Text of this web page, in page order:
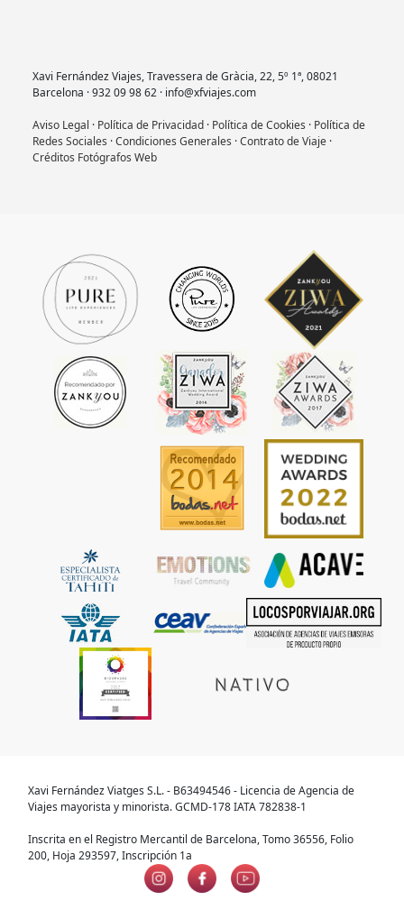
Xavi Fernández Viajes, Travessera de Gràcia, 22, 5º 1ª, 08021
Barcelona · 932 09 98 62 · info@xfviajes.com
Aviso Legal · Política de Privacidad· Política de Cookies · Política de
Redes Sociales ·Condiciones Generales ·Contrato de Viaje·
Créditos Fotógrafos Web
Xavi Fernández Viatges S.L. - B63494546 - Licencia de Agencia de
Viajes mayorista y minorista. GCMD-178 IATA 782838-1
Inscrita en el Registro Mercantil de Barcelona, Tomo 36556, Folio
200, Hoja 293597, Inscripción 1a